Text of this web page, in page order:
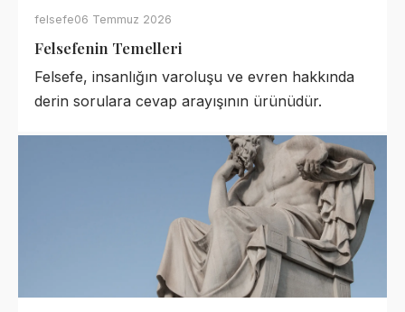
felsefe06 Temmuz 2026
Felsefenin Temelleri
Felsefe, insanlığın varoluşu ve evren hakkında
derin sorulara cevap arayışının ürünüdür.